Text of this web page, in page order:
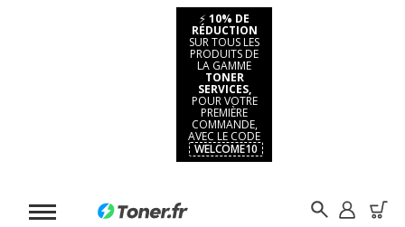
⚡ 10% DE
RÉDUCTION
SUR TOUS LES
PRODUITS DE
LA GAMME
TONER
SERVICES,
POUR VOTRE
PREMIÈRE
COMMANDE,
AVEC LE CODE
WELCOME10